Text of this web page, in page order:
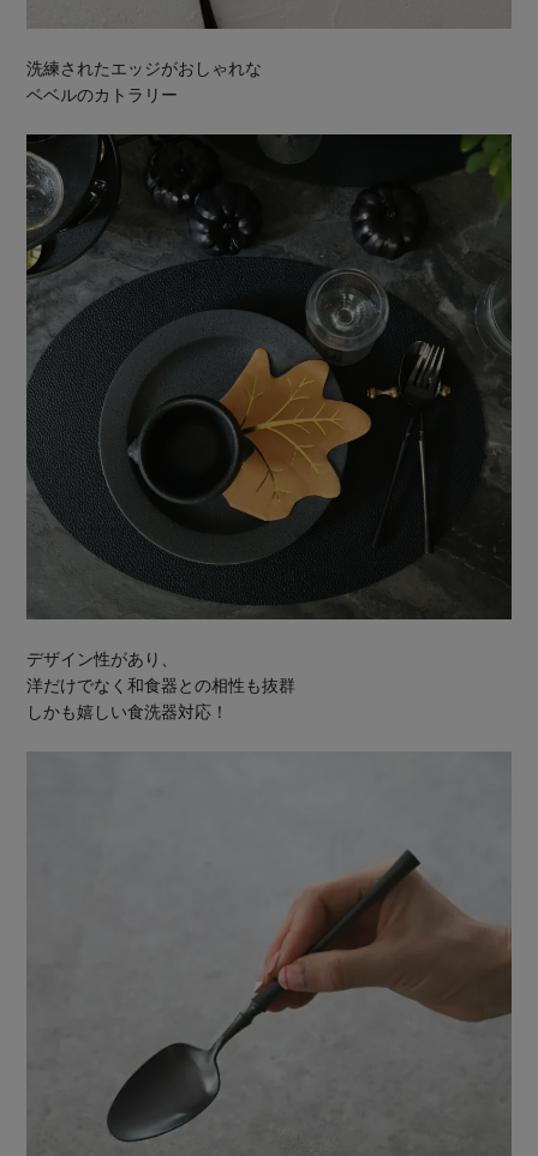
洗練されたエッジがおしゃれな
ベベルのカトラリー
デザイン性があり、
洋だけでなく和食器との相性も抜群
しかも嬉しい食洗器対応！